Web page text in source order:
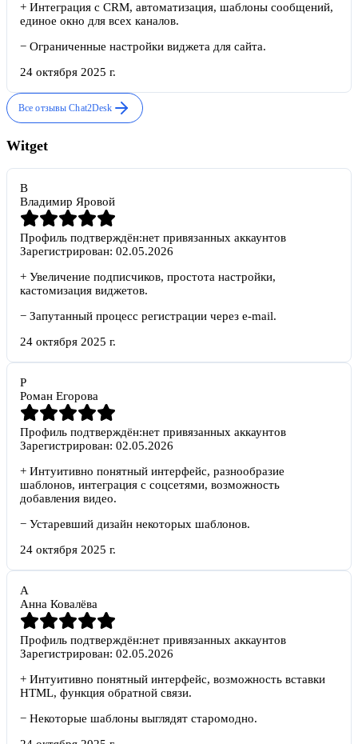
+ Интеграция с CRM, автоматизация, шаблоны сообщений,
единое окно для всех каналов.
− Ограниченные настройки виджета для сайта.
24 октября 2025 г.
Все отзывыChat2Desk
Witget
В
Владимир Яровой
Профиль подтверждён:нет привязанных аккаунтов
Зарегистрирован: 02.05.2026
+ Увеличение подписчиков, простота настройки,
кастомизация виджетов.
− Запутанный процесс регистрации через e-mail.
24 октября 2025 г.
Р
Роман Егорова
Профиль подтверждён:нет привязанных аккаунтов
Зарегистрирован: 02.05.2026
+ Интуитивно понятный интерфейс, разнообразие
шаблонов, интеграция с соцсетями, возможность
добавления видео.
− Устаревший дизайн некоторых шаблонов.
24 октября 2025 г.
А
Анна Ковалёва
Профиль подтверждён:нет привязанных аккаунтов
Зарегистрирован: 02.05.2026
+ Интуитивно понятный интерфейс, возможность вставки
HTML, функция обратной связи.
− Некоторые шаблоны выглядят старомодно.